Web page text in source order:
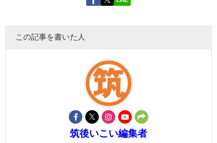
この記事を書いた人
筑後いこい編集者